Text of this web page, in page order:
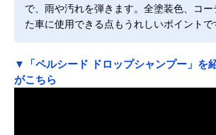
で、雨や汚れを弾きます。全塗装色、コー
た車に使用できる点もうれしいポイントで
▼「ペルシード ドロップシャンプー」を
がこちら